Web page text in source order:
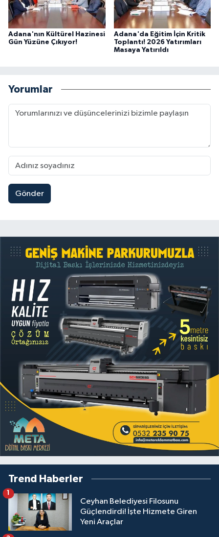
Adana'nın Kültürel Hazinesi
Gün Yüzüne Çıkıyor!
Adana'da Eğitim İçin Kritik
Toplantı! 2026 Yatırımları
Masaya Yatırıldı
Yorumlar
Gönder
Trend Haberler
Ceyhan Belediyesi Filosunu
Güçlendirdi! İşte Hizmete Giren
Yeni Araçlar
1